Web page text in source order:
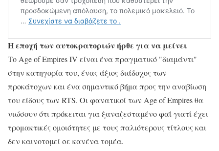
Η εποχή των αυτοκρατοριών ήρθε για να μείνει
Το Age of Empires IV είναι ένα πραγματικό "διαμάντι"
στην κατηγορία του, ένας άξιος διάδοχος των
προκάτοχων και ένα σημαντικό βήμα προς την αναβίωση
του είδους των RTS. Οι φανατικοί των Age of Empires θα
νιώσουν ότι πρόκειται για ξαναζεσταμένο φαΐ γιατί έχει
τρομακτικές ομοιότητες με τους παλιότερους τίτλους και
δεν καινοτομεί σε κανένα τομέα.